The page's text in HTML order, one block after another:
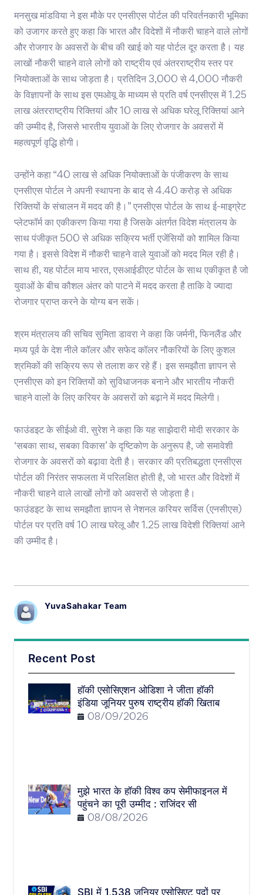
मनसुख मांडविया ने इस मौके पर एनसीएस पोर्टल की परिवर्तनकारी भूमिका
को उजागर करते हुए कहा कि भारत और विदेशों में नौकरी चाहने वाले लोगों
और रोजगार के अवसरों के बीच की खाई को यह पोर्टल दूर करता है। यह
लाखों नौकरी चाहने वाले लोगों को राष्ट्रीय एवं अंतरराष्ट्रीय स्तर पर
नियोक्ताओं के साथ जोड़ता है। प्रतिदिन 3,000 से 4,000 नौकरी
के विज्ञापनों के साथ इस एमओयू के माध्यम से प्रति वर्ष एनसीएस में 1.25
लाख अंतरराष्ट्रीय रिक्तियां और 10 लाख से अधिक घरेलू रिक्तियां आने
की उम्मीद है, जिससे भारतीय युवाओं के लिए रोजगार के अवसरों में
महत्वपूर्ण वृद्धि होगी।
उन्होंने कहा “40 लाख से अधिक नियोक्ताओं के पंजीकरण के साथ
एनसीएस पोर्टल ने अपनी स्थापना के बाद से 4.40 करोड़ से अधिक
रिक्तियों के संचालन में मदद की है।” एनसीएस पोर्टल के साथ ई-माइग्रेट
प्लेटफॉर्म का एकीकरण किया गया है जिसके अंतर्गत विदेश मंत्रालय के
साथ पंजीकृत 500 से अधिक सक्रिय भर्ती एजेंसियों को शामिल किया
गया है। इससे विदेश में नौकरी चाहने वाले युवाओं को मदद मिल रही है।
साथ ही, यह पोर्टल माय भारत, एसआईडीएट पोर्टल के साथ एकीकृत है जो
युवाओं के बीच कौशल अंतर को पाटने में मदद करता है ताकि वे ज्यादा
रोजगार प्राप्त करने के योग्य बन सकें।
श्रम मंत्रालय की सचिव सुमिता डावरा ने कहा कि जर्मनी, फिनलैंड और
मध्य पूर्व के देश नीले कॉलर और सफेद कॉलर नौकरियों के लिए कुशल
श्रमिकों की सक्रिय रूप से तलाश कर रहे हैं। इस समझौता ज्ञापन से
एनसीएस को इन रिक्तियों को सुविधाजनक बनाने और भारतीय नौकरी
चाहने वालों के लिए करियर के अवसरों को बढ़ाने में मदद मिलेगी।
फाउंडइट के सीईओ वी. सुरेश ने कहा कि यह साझेदारी मोदी सरकार के
‘सबका साथ, सबका विकास’ के दृष्टिकोण के अनुरूप है, जो समावेशी
रोजगार के अवसरों को बढ़ावा देती है। सरकार की प्रतिबद्धता एनसीएस
पोर्टल की निरंतर सफलता में परिलक्षित होती है, जो भारत और विदेशों में
नौकरी चाहने वाले लाखों लोगों को अवसरों से जोड़ता है।
फाउंडइट के साथ समझौता ज्ञापन से नेशनल करियर सर्विस (एनसीएस)
पोर्टल पर प्रति वर्ष 10 लाख घरेलू और 1.25 लाख विदेशी रिक्तियां आने
की उम्मीद है।
YuvaSahakar Team
Recent Post
हॉकी एसोसिएशन ओडिशा ने जीता हॉकी
इंडिया जूनियर पुरुष राष्ट्रीय हॉकी खिताब
08/09/2026
मुझे भारत के हॉकी विश्व कप सेमीफाइनल में
पहुंचने का पूरी उम्मीद : राजिंदर सी
08/08/2026
SBI में 1,538 जूनियर एसोसिएट पदों पर